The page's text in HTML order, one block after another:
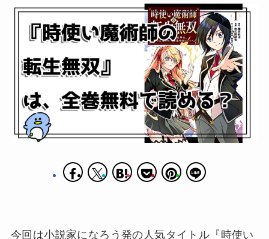
今回は小説家になろう発の人気タイトル『時使い